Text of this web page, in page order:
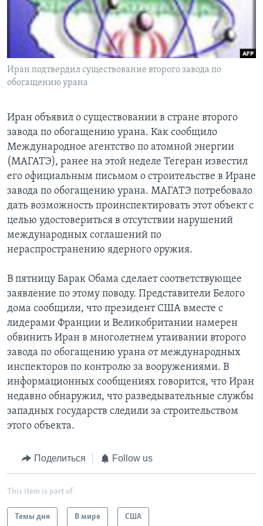
Learning English
СОЦИАЛЬНЫЕ СЕТИ
Иран подтвердил существование второго завода по
обогащению урана
Иран объявил о существовании в стране второго
завода по обогащению урана. Как сообщило
Международное агентство по атомной энергии
(МАГАТЭ), ранее на этой неделе Тегеран известил
его официальным письмом о строительстве в Иране
завода по обогащению урана. МАГАТЭ потребовало
дать возможность проинспектировать этот объект с
целью удостовериться в отсутствии нарушений
международных соглашений по
нераспространению ядерного оружия.
В пятницу Барак Обама сделает соответствующее
заявление по этому поводу. Представители Белого
дома сообщили, что президент США вместе с
лидерами Франции и Великобритании намерен
обвинить Иран в многолетнем утаивании второго
завода по обогащению урана от международных
инспекторов по контролю за вооружениями. В
информационных сообщениях говорится, что Иран
недавно обнаружил, что разведывательные службы
западных государств следили за строительством
этого объекта.
Поделиться Follow us
This item is part of
Темы дня В мире США